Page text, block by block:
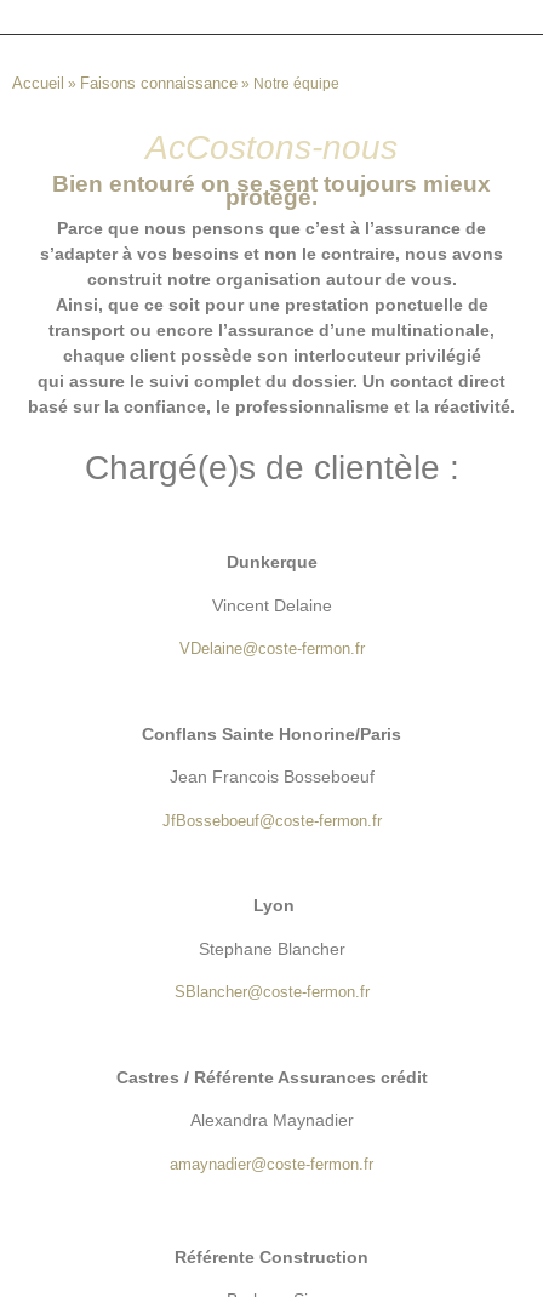
Accueil » Faisons connaissance » Notre équipe
AcCostons-nous
Bien entouré on se sent toujours mieux
protégé.
Parce que nous pensons que c’est à l’assurance de
s’adapter à vos besoins et non le contraire, nous avons
construit notre organisation autour de vous.
Ainsi, que ce soit pour une prestation ponctuelle de
transport ou encore l’assurance d’une multinationale,
chaque client possède son interlocuteur privilégié
qui assure le suivi complet du dossier. Un contact direct
basé sur la confiance, le professionnalisme et la réactivité.
Chargé(e)s de clientèle :
Dunkerque
Vincent Delaine
VDelaine@coste-fermon.fr
Conflans Sainte Honorine/Paris
Jean Francois Bosseboeuf
JfBosseboeuf@coste-fermon.fr
Lyon
Stephane Blancher
SBlancher@coste-fermon.fr
Castres / Référente Assurances crédit
Alexandra Maynadier
amaynadier@coste-fermon.fr
Référente Construction